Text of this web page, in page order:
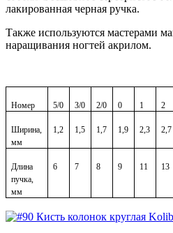
лакированная черная ручка.
Также используются мастерами
наращивания ногтей акрилом.
Номер 5/0 3/0 2/0 0 1 2
Ширина,
мм
1,2 1,5 1,7 1,9 2,3 2,7
Длина
пучка,
мм
6 7 8 9 11 13